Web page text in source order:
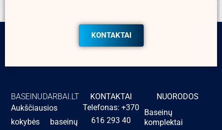
KONTAKTAI
BASEINUDARBAI.LT
Aukščiausios
kokybės baseinų
KONTAKTAI
Telefonas: +370
616 293 40
NUORODOS
Baseinų
komplektai